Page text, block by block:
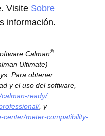
Visite Sobre
información.
Calman®
Ultimate)
Para obtener
y el uso del software,
calman-ready/,
, y
center/meter-compatibility-